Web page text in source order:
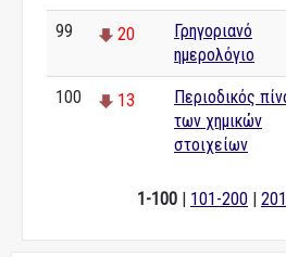
99 20
Γρηγοριανό
ημερολόγιο
100 13
Περιοδικός
των χημικών
στοιχείων
1-100 | 101-200 |